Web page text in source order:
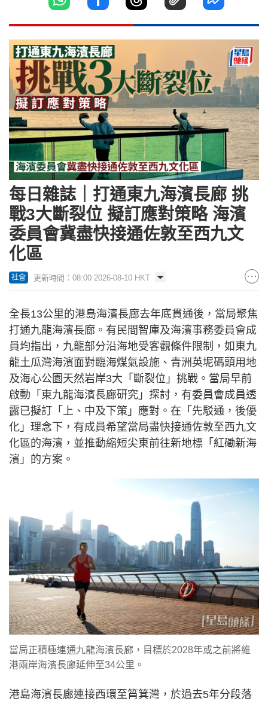
每日雜誌｜打通東九海濱長廊 挑
戰3大斷裂位 擬訂應對策略 海濱
委員會冀盡快接通佐敦至西九文
化區
社會 更新時間：08:00 2026-08-10 HKT
全長13公里的港島海濱長廊去年底貫通後，當局聚焦
打通九龍海濱長廊。有民間智庫及海濱事務委員會成
員均指出，九龍部分沿海地受客觀條件限制，如東九
龍土瓜灣海濱面對臨海煤氣設施、青洲英坭碼頭用地
及海心公園天然岩岸3大「斷裂位」挑戰。當局早前
啟動「東九龍海濱長廊研究」探討，有委員會成員透
露已擬訂「上、中及下策」應對。在「先駁通，後優
化」理念下，有成員希望當局盡快接通佐敦至西九文
化區的海濱，並推動縮短尖東前往新地標「紅磡新海
濱」的方案。
當局正積極連通九龍海濱長廊，目標於2028年或之前將維
港兩岸海濱長廊延伸至34公里。
港島海濱長廊連接西環至筲箕灣，於過去5年分段落